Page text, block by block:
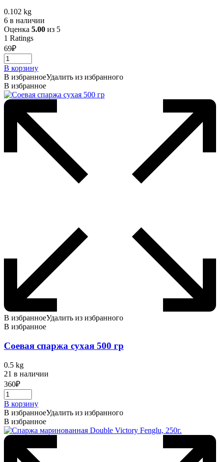
0.102 kg
6 в наличии
Оценка 5.00 из 5
1 Ratings
69₽
В корзину
В избранноеУдалить из избранного
В избранное
В избранноеУдалить из избранного
В избранное
Соевая спаржа сухая 500 гр
0.5 kg
21 в наличии
360₽
В корзину
В избранноеУдалить из избранного
В избранное